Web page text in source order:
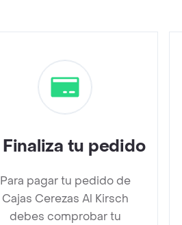
Finaliza tu pedido
Para pagar tu pedido de
Cajas Cerezas Al Kirsch
debes comprobar tu